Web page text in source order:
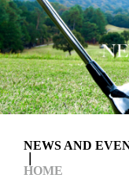
HOME
NEWS AND